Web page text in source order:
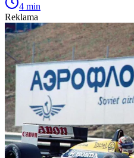
4 min
Reklama